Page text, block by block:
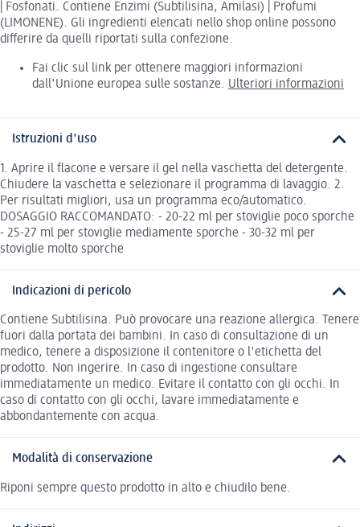
| Fosfonati. Contiene Enzimi (Subtilisina, Amilasi) | Profumi
(LIMONENE). Gli ingredienti elencati nello shop online possono
differire da quelli riportati sulla confezione.
Fai clic sul link per ottenere maggiori informazioni
dall'Unione europea sulle sostanze. Ulteriori informazioni
Istruzioni d'uso
1. Aprire il flacone e versare il gel nella vaschetta del detergente.
Chiudere la vaschetta e selezionare il programma di lavaggio. 2.
Per risultati migliori, usa un programma eco/automatico.
DOSAGGIO RACCOMANDATO: - 20-22 ml per stoviglie poco sporche
- 25-27 ml per stoviglie mediamente sporche - 30-32 ml per
stoviglie molto sporche
Indicazioni di pericolo
Contiene Subtilisina. Può provocare una reazione allergica. Tenere
fuori dalla portata dei bambini. In caso di consultazione di un
medico, tenere a disposizione il contenitore o l'etichetta del
prodotto. Non ingerire. In caso di ingestione consultare
immediatamente un medico. Evitare il contatto con gli occhi. In
caso di contatto con gli occhi, lavare immediatamente e
abbondantemente con acqua.
Modalità di conservazione
Riponi sempre questo prodotto in alto e chiudilo bene.